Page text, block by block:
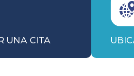
UNA CITA